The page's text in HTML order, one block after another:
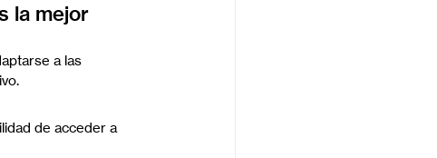
la mejor
a las
de acceder a